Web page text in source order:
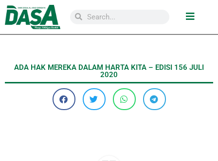
ADA HAK MEREKA DALAM HARTA KITA – EDISI 156 JULI
2020